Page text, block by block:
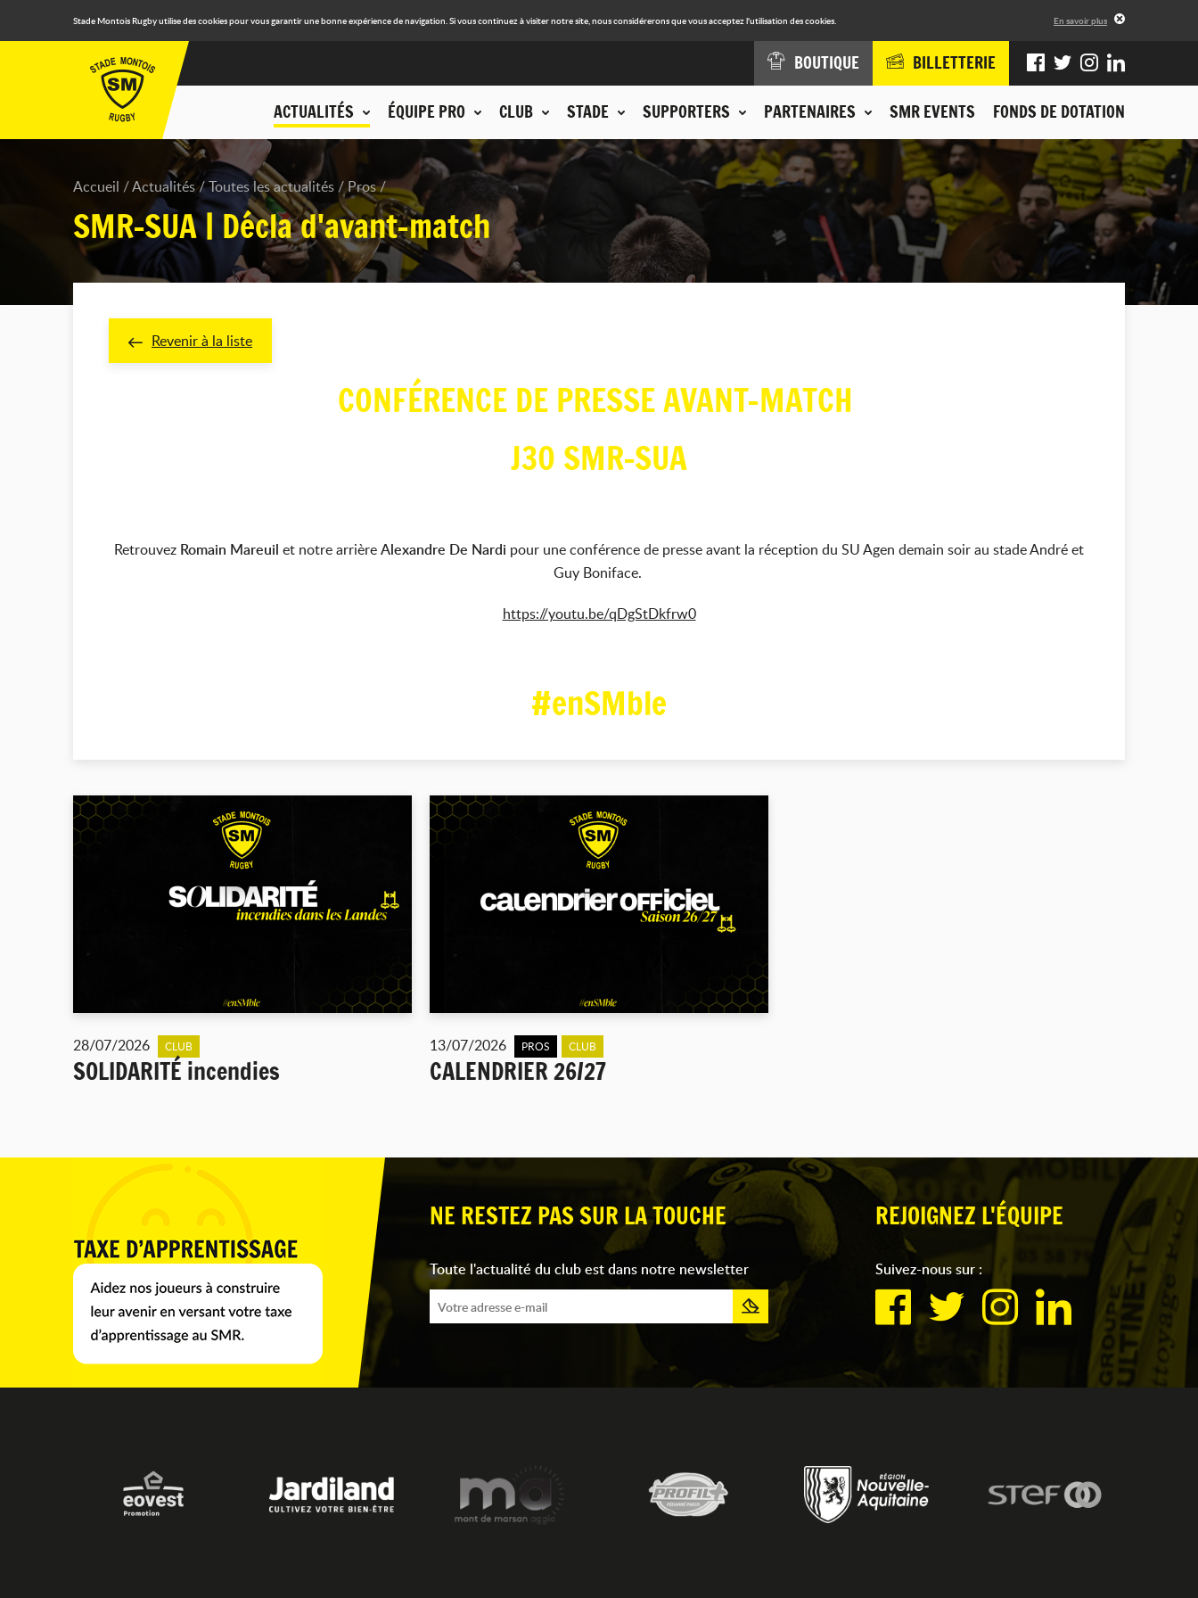
Stade Montois Rugby utilise des cookies pour vous garantir une bonne expérience de navigation. Si vous continuez à visiter notre site, nous considérerons que vous acceptez l'utilisation des cookies. En savoir plus
ACTUALITÉS ÉQUIPE PRO CLUB STADE SUPPORTERS PARTENAIRES SMR EVENTS FONDS DE DOTATION
BOUTIQUE BILLETTERIE
Accueil Actualités Toutes les actualités Pros
SMR-SUA | Décla d'avant-match
Revenir à la liste
CONFÉRENCE DE PRESSE AVANT-MATCH
J30 SMR-SUA
Retrouvez Romain Mareuil et notre arrièreAlexandre De Nardi pour une conférence de presse avant la réception du SU Agen demain soir au stade André et
Guy Boniface.
https://youtu.be/qDgStDkfrw0
#enSMble
28/07/2026 CLUB
SOLIDARITÉ incendies
13/07/2026 PROS CLUB
CALENDRIER 26/27
NE RESTEZ PAS SUR LA TOUCHE
Toute l'actualité du club est dans notre newsletter
REJOIGNEZ L'ÉQUIPE
Suivez-nous sur :